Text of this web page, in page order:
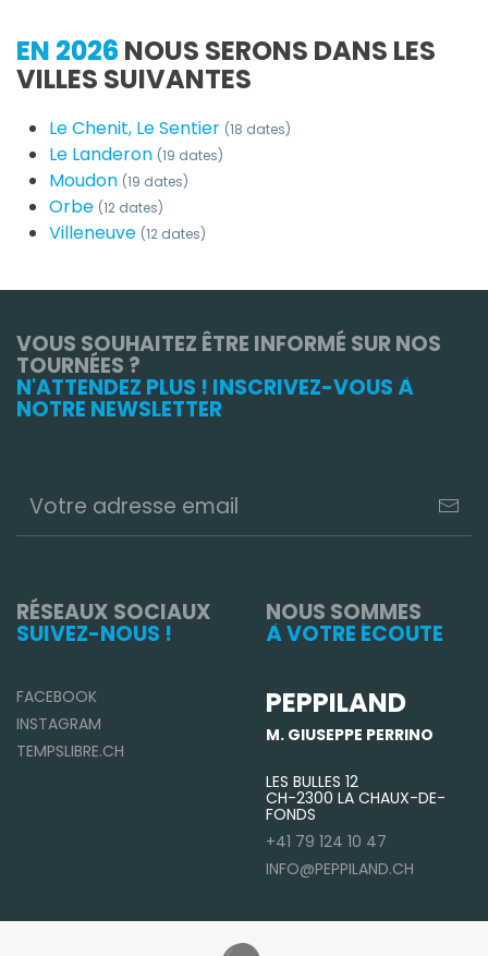
EN 2026 NOUS SERONS DANS LES
VILLES SUIVANTES
Le Chenit, Le Sentier (18 dates)
Le Landeron (19 dates)
Moudon (19 dates)
Orbe (12 dates)
Villeneuve (12 dates)
VOUS SOUHAITEZ ÊTRE INFORMÉ SUR NOS
TOURNÉES ?
N'ATTENDEZ PLUS ! INSCRIVEZ-VOUS À
NOTRE NEWSLETTER
RÉSEAUX SOCIAUX
SUIVEZ-NOUS !
FACEBOOK
INSTAGRAM
TEMPSLIBRE.CH
NOUS SOMMES
À VOTRE ÉCOUTE
PEPPILAND
M. GIUSEPPE PERRINO
LES BULLES 12
CH-2300 LA CHAUX-DE-
FONDS
+41 79 124 10 47
INFO@PEPPILAND.CH